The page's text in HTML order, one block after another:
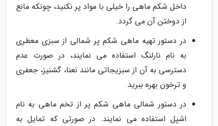
داخل شکم ماهی را خیلی با مواد پر نکنید، چونکه مانع
از دوختن آن می گردد.
در دستور تهیه ماهی شکم پر شمالی از سبزی معطری
به نام نارلنگ استفاده می نمایند، در صورت عدم
دسترسی به آن از سبزیجاتی مانند نعنا، گشنیز، جعفری
و ترخون بهره ببرید.
در دستور شمالی ماهی شکم پر از تخم ماهی به نام
اشپل استفاده می نمایند. در صورتی که تمایل به